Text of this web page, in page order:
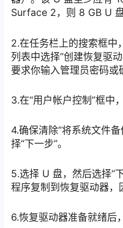
Surface 2，则 8 GB U 盘
2.在任务栏上的搜索框中
列表中选择“创建恢复驱
要求你输入管理员密码或
3.在“用户帐户控制”框中，
4.确保清除“将系统文件
择“下一步”。
5.选择 U 盘，然后选择“
程序复制到恢复驱动器，
6.恢复驱动器准备就绪后